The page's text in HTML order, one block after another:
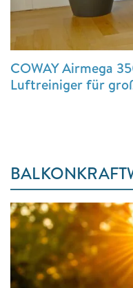
COWAY Airmega
Luftreiniger für